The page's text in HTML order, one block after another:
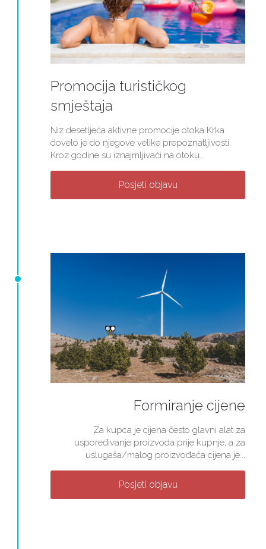
Promocija turističkog
smještaja
Niz desetljeća aktivne promocije otoka Krka
dovelo je do njegove velike prepoznatljivosti.
Kroz godine su iznajmljivači na otoku...
Posjeti objavu
Formiranje cijene
Za kupca je cijena često glavni alat za
uspoređivanje proizvoda prije kupnje, a za
uslugaša/malog proizvođača cijena je...
Posjeti objavu